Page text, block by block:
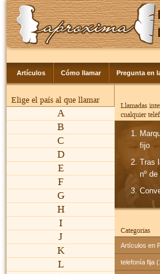
Artículos Cómo llamar Pregunta en
Elige el país al que llamar
A
B
C
D
E
F
G
H
I
J
K
L
Llamadas
cualquier
fijo
Tras
nº
Categorías
Artículos en
telefonía fija